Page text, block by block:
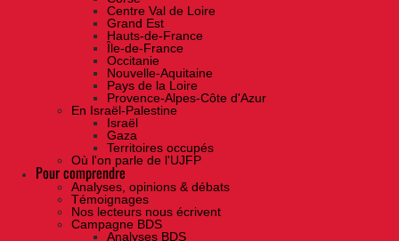
Centre Val de Loire
Grand Est
Hauts-de-France
Île-de-France
Occitanie
Nouvelle-Aquitaine
Pays de la Loire
Provence-Alpes-Côte d'Azur
En Israël-Palestine
Israël
Gaza
Territoires occupés
Où l'on parle de l'UJFP
Pour comprendre
Analyses, opinions & débats
Témoignages
Nos lecteurs nous écrivent
Campagne BDS
Analyses BDS